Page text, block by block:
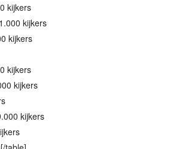
kijkers
kijkers
kijkers
kijkers
kijkers
kijkers